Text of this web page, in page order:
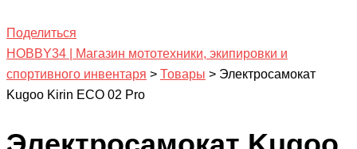
Поделиться
HOBBY34 | Магазин мототехники, экипировки и
спортивного инвентаря > Товары > Электросамокат
Kugoo Kirin ECO 02 Pro